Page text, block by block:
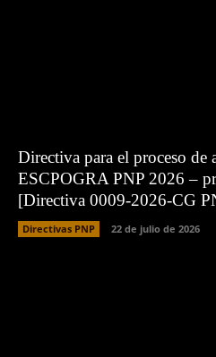
Directiva para el proceso de
ESCPOGRA PNP 2026 –
[Directiva 0009-2026-CG
Directivas PNP 22 de julio de 2026